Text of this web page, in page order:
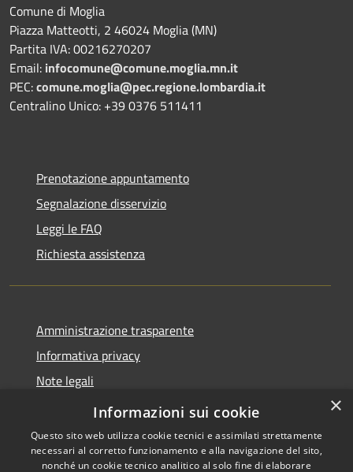
Comune di Moglia
Piazza Matteotti, 2 46024 Moglia (MN)
Partita IVA: 00216270207
Email: infocomune@comune.moglia.mn.it
PEC:comune.moglia@pec.regione.lombardia.it
Centralino Unico: +39 0376 511411
Prenotazione appuntamento
Segnalazione disservizio
Leggi le FAQ
Richiesta assistenza
Amministrazione trasparente
Informativa privacy
Note legali
Dichiarazione di accessibilità
×
Informazioni sui cookie
Questo sito web utilizza cookie tecnici e assimilati strettamente
necessari al corretto funzionamento e alla navigazione del sito,
nonché un cookie tecnico analitico al solo fine di elaborare